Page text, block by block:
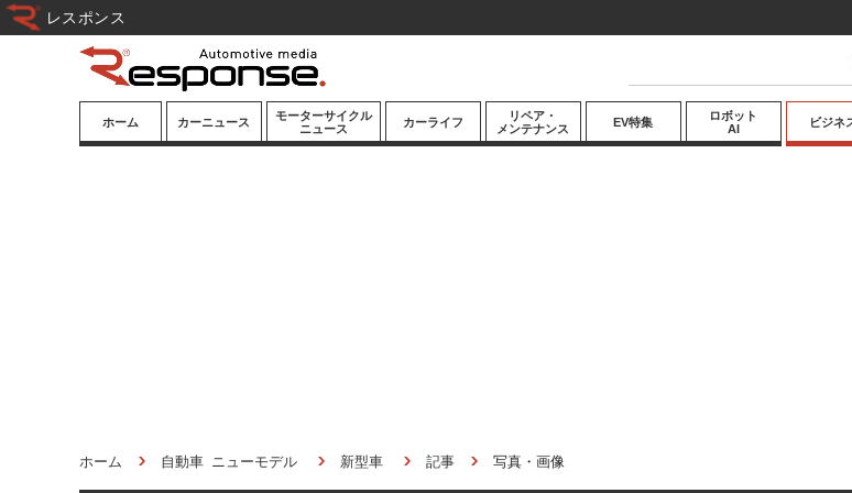
ホーム カーニュース
モーターサイクル
ニュース
カーライフ
リペア・
メンテナンス
EV特集
ロボット
AI
ビジネ
ホーム 自動車 ニューモデル 新型車 記事 写真・画像
レスポンス